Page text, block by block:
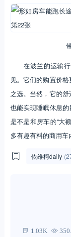
在波兰的运输
见。它们的购置价
之选。当然，它的
也能实现睡眠休息
是不是和房车的“大
多有趣有料的商用车
依维柯daily
1.03K